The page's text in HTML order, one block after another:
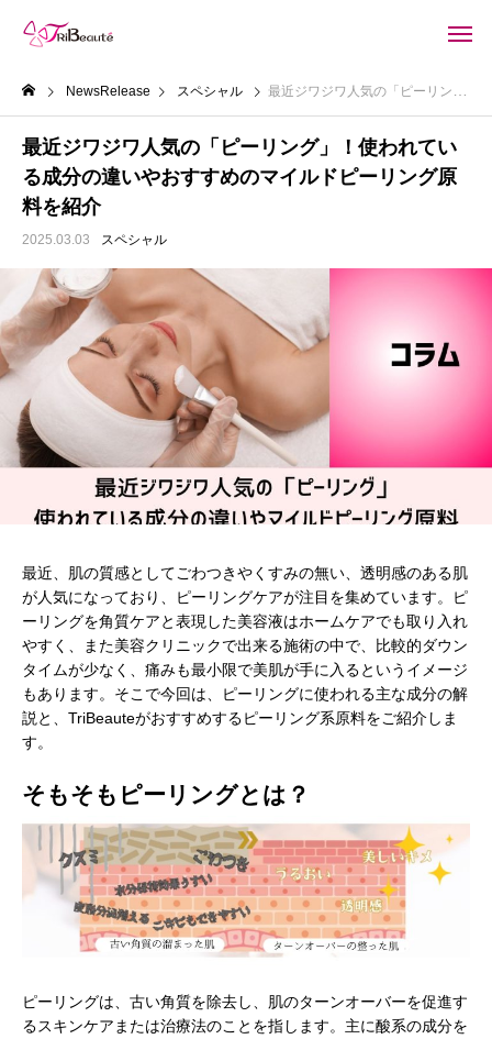
NewsRelease スペシャル 最近ジワジワ人気の「ピーリング」！使われている成分の違いやおすすめのマイルドピーリング原料を紹介
最近ジワジワ人気の「ピーリング」！使われてい
る成分の違いやおすすめのマイルドピーリング原
料を紹介
2025.03.03 スペシャル
最近、肌の質感としてごわつきやくすみの無い、透明感のある肌
が人気になっており、ピーリングケアが注目を集めています。ピ
ーリングを角質ケアと表現した美容液はホームケアでも取り入れ
やすく、また美容クリニックで出来る施術の中で、比較的ダウン
タイムが少なく、痛みも最小限で美肌が手に入るというイメージ
もあります。そこで今回は、ピーリングに使われる主な成分の解
説と、TriBeauteがおすすめするピーリング系原料をご紹介しま
す。
そもそもピーリングとは？
ピーリングは、古い角質を除去し、肌のターンオーバーを促進す
るスキンケアまたは治療法のことを指します。主に酸系の成分を